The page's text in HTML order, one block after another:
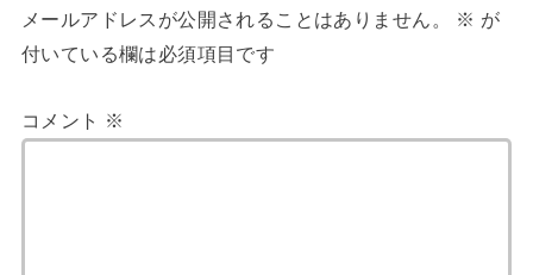
メールアドレスが公開されることはありません。 ※ が
付いている欄は必須項目です
コメント ※